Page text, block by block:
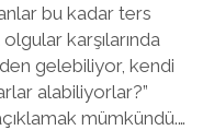
bu kadar ters
karşılarında
gelebiliyor, kendi
alabiliyorlar?”
mümkündü.…